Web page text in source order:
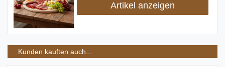
Artikel anzeigen
Kunden kauften auch...